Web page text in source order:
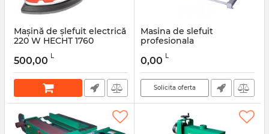
Мașină de șlefuit electrică
220 W HECHT 1760
47012
500,00 L
Masina de slefuit
profesionala
Olimpic
Articol: DMLE001
0,00 L
Solicita oferta